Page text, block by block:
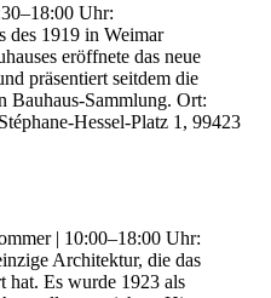
Uhr:
des 1919 in Weimar
eröffnete das neue
präsentiert seitdem die
Bauhaus-Sammlung. Ort:
Hessel-Platz 1, 99423
| 10:00–18:00 Uhr:
Architektur, die das
hat. Es wurde 1923 als